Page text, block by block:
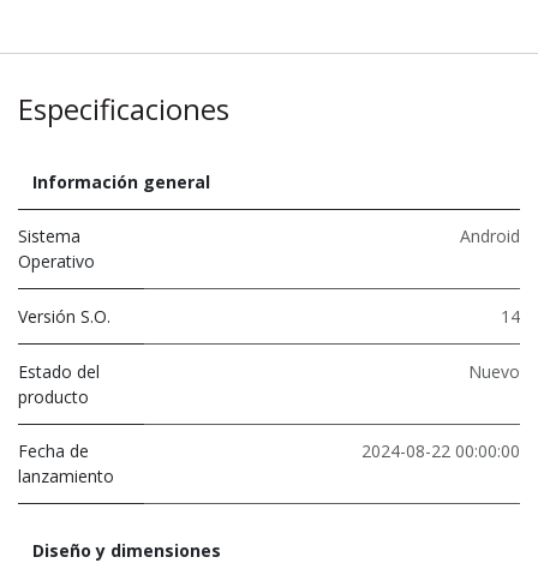
Especificaciones
Información general
Sistema
Operativo
Android
Versión S.O. 14
Estado del
producto
Nuevo
Fecha de
lanzamiento
2024-08-22 00:00:00
Diseño y dimensiones